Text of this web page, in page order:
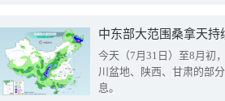
中东部大范围桑拿天
今天（7月31日）至8月初
川盆地、陕西、甘肃的部
息。